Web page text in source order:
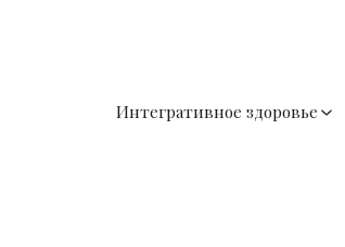
Интегративное здоровье